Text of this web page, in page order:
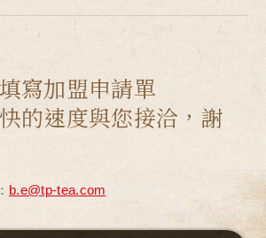
寫加盟申請單
的速度與您接洽，謝
b.e@tp-tea.com